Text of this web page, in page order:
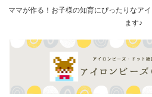
ママが作る！お子様の知育にぴったりなア
ます♪